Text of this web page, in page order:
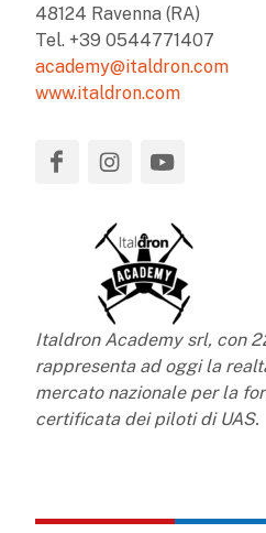
48124 Ravenna (RA)
Tel. +39 0544771407
academy@italdron.com
www.italdron.com
Italdron Academy srl, con
rappresenta ad oggi la
mercato nazionale per la
certificata dei piloti di UAS.